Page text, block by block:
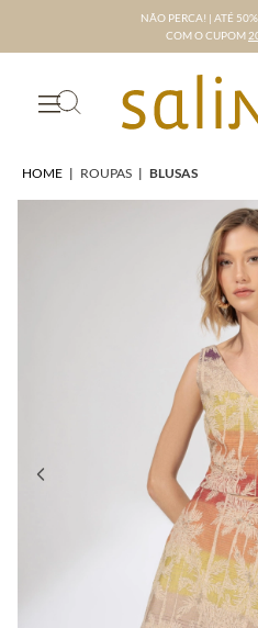
NÃO PERCA! | ATÉ
COM O CUPOM
HOME | ROUPAS | BLUSAS